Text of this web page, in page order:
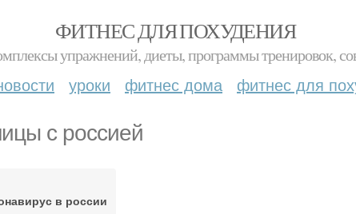
ФИТНЕС ДЛЯ ПОХУДЕНИЯ
упражнений, диеты, программы тренировок,
уроки фитнес дома фитнес для
с россией
в россии